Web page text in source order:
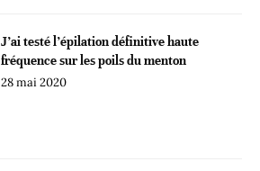
J’ai testé l’épilation définitive haute
fréquence sur les poils du menton
28 mai 2020